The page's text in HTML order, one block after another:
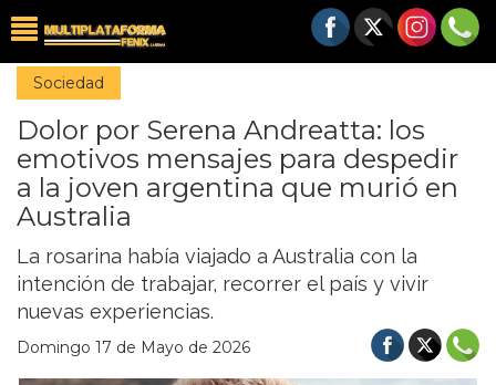
Sociedad
Dolor por Serena Andreatta: los
emotivos mensajes para despedir
a la joven argentina que murió en
Australia
La rosarina había viajado a Australia con la
intención de trabajar, recorrer el país y vivir
nuevas experiencias.
Domingo 17 de Mayo de 2026